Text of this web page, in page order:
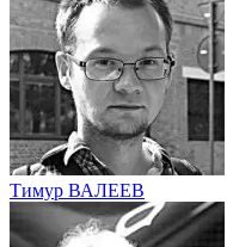
Тимур ВАЛЕЕВ